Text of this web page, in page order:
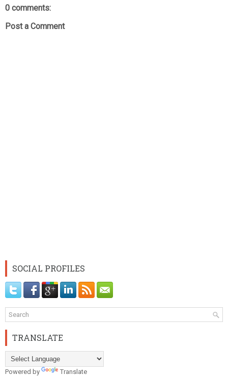
0 comments:
Post a Comment
SOCIAL PROFILES
TRANSLATE
Powered by Translate